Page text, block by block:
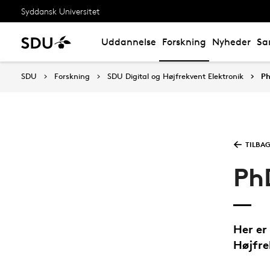
Syddansk Universitet
Uddannelse Forskning Nyheder
SDU Forskning SDU Digital og Højfrekvent Elektronik
Her